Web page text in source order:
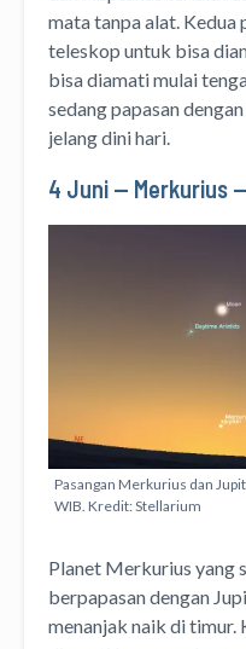
mata tanpa alat.
teleskop untuk bisa
bisa diamati mulai
sedang papasan
jelang dini hari.
4 Juni — Merkurius
Pasangan Merkurius dan
WIB. Kredit: Stellarium
Planet Merkurius yang
berpapasan dengan
menanjak naik di timur.